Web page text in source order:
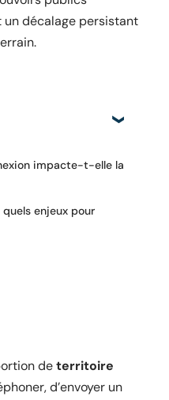
un décalage persistant
impacte-t-elle la
quels enjeux pour
deterritoire
d’envoyer un